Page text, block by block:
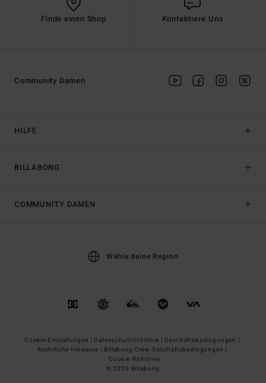
Finde einen Shop Kontaktiere Uns
HILFE
BILLABONG
Community Damen
COMMUNITY DAMEN
Wähle deine Region
Cookie-Einstellungen | Datenschutzrichtlinie | Geschäftsbedingungen |
Rechtliche Hinweise | Billabong Crew Geschäftsbedingungen |
Cookie-Richtlinie
© 2026 Billabong